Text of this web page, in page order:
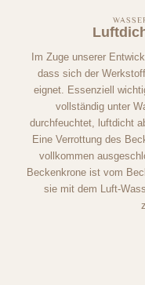
Im Zuge unserer
dass sich der
eignet. Essenziell
vollständig unter
durchfeuchtet, luftdicht
Eine Verrottung des
vollkommen
Beckenkrone ist vom
sie mit dem Luft-